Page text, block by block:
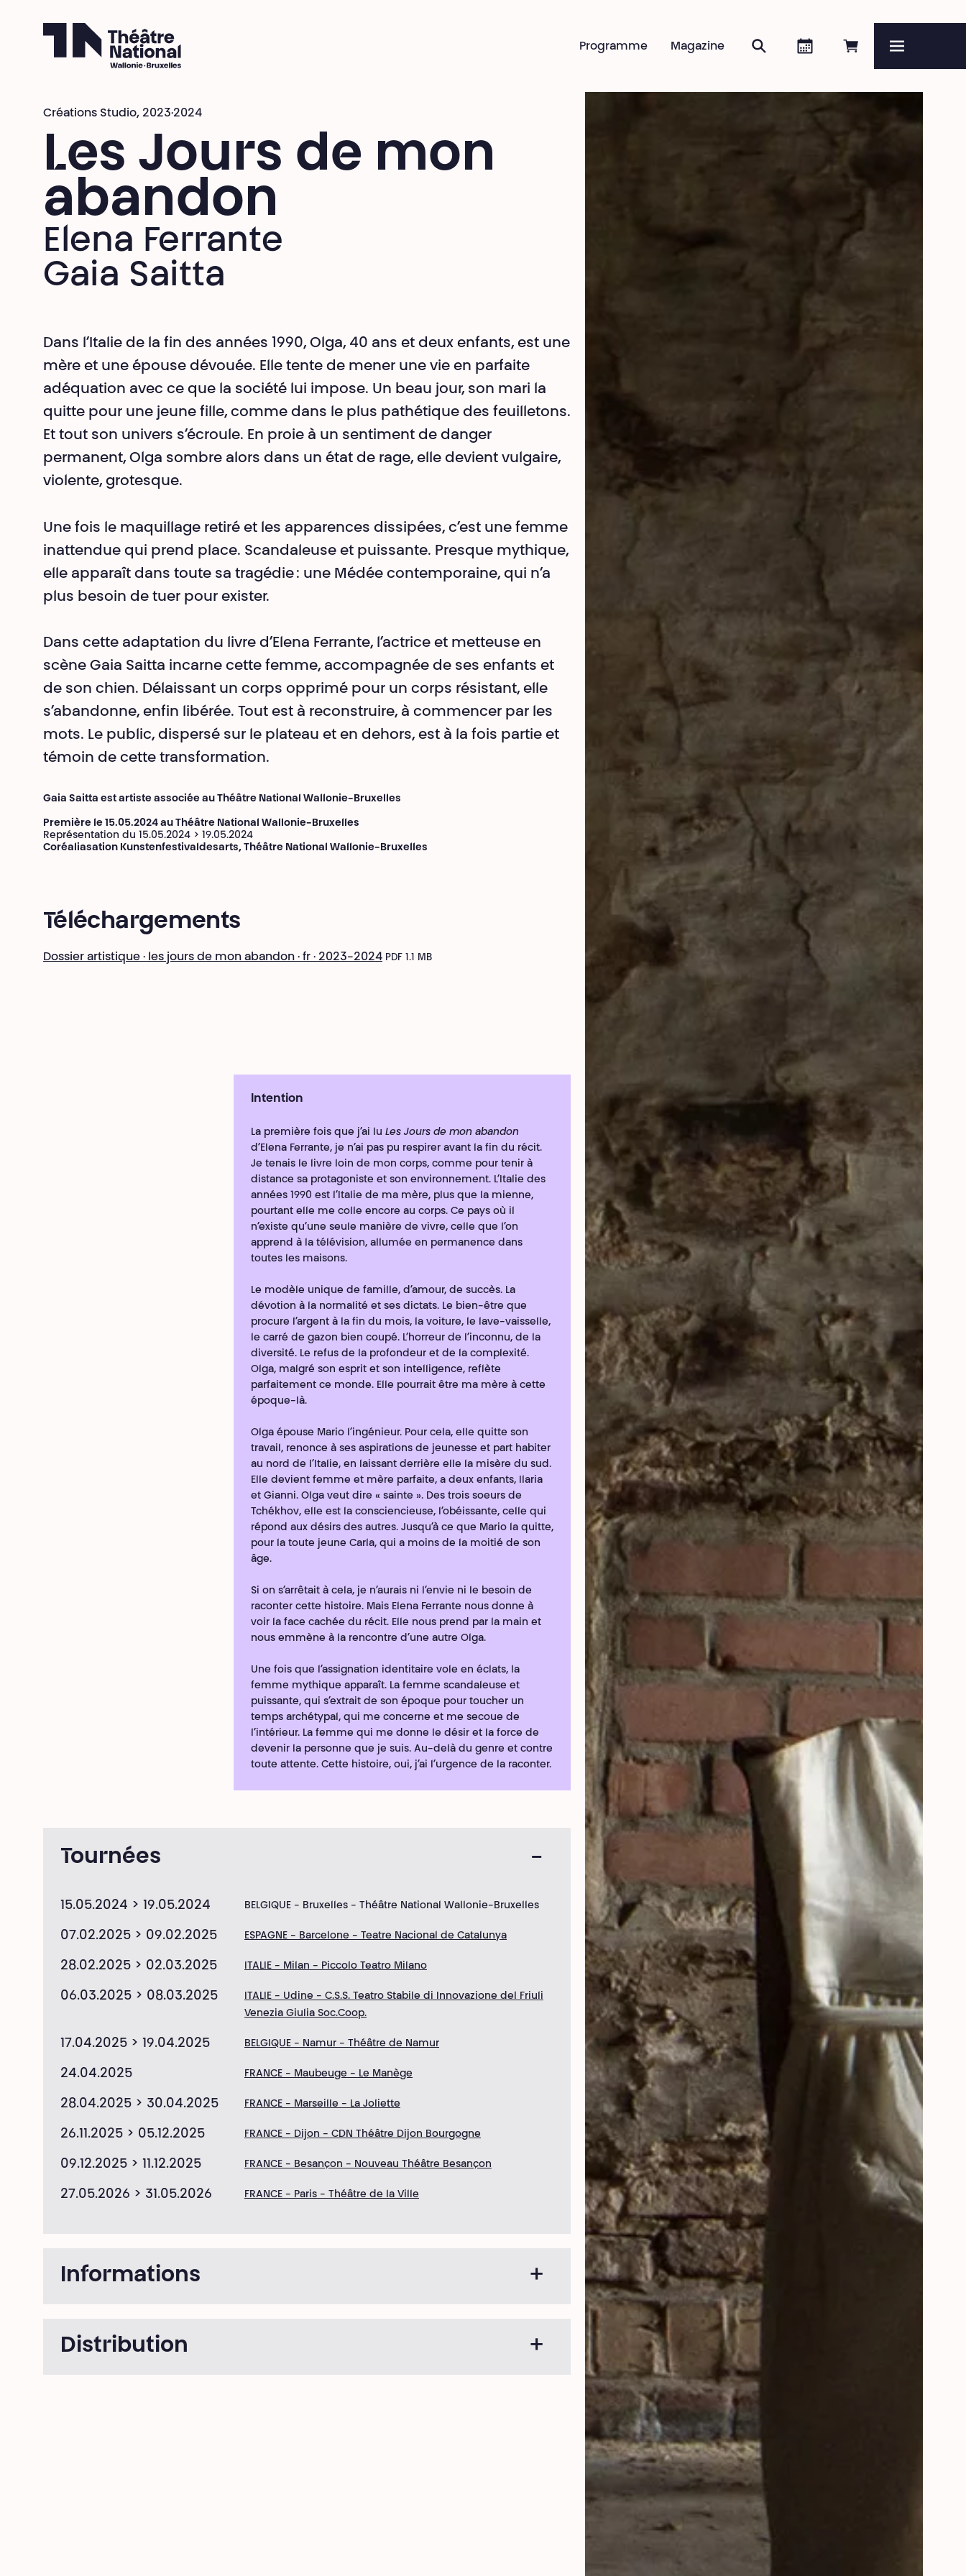
Réserver en ligne
Agenda
Rechercher
Magazine
Programme
Créations Studio, 2023·2024
Les Jours de mon
abandon
Elena Ferrante
Gaia Saitta
Dans l’Italie de la fin des années 1990, Olga, 40 ans et deux enfants, est une
mère et une épouse dévouée. Elle tente de mener une vie en parfaite
adéquation avec ce que la société lui impose. Un beau jour, son mari la
quitte pour une jeune fille, comme dans le plus pathétique des feuilletons.
Et tout son univers s’écroule. En proie à un sentiment de danger
permanent, Olga sombre alors dans un état de rage, elle devient vulgaire,
violente, grotesque.
Une fois le maquillage retiré et les apparences dissipées, c’est une femme
inattendue qui prend place. Scandaleuse et puissante. Presque mythique,
elle apparaît dans toute sa tragédie : une Médée contemporaine, qui n’a
plus besoin de tuer pour exister.
Dans cette adaptation du livre d’Elena Ferrante, l’actrice et metteuse en
scène Gaia Saitta incarne cette femme, accompagnée de ses enfants et
de son chien. Délaissant un corps opprimé pour un corps résistant, elle
s’abandonne, enfin libérée. Tout est à reconstruire, à commencer par les
mots. Le public, dispersé sur le plateau et en dehors, est à la fois partie et
témoin de cette transformation.
Gaia Saitta est artiste associée au Théâtre National Wallonie-Bruxelles
Première le 15.05.2024 au Théâtre National Wallonie-Bruxelles
Représentation du 15.05.2024 > 19.05.2024
Coréaliasation Kunstenfestivaldesarts, Théâtre National Wallonie-Bruxelles
Téléchargements
Dossier artistique · les jours de mon abandon · fr · 2023-2024 PDF 1.1 MB
Intention
La première fois que j’ai lu Les Jours de mon abandon
d’Elena Ferrante, je n’ai pas pu respirer avant la fin du récit.
Je tenais le livre loin de mon corps, comme pour tenir à
distance sa protagoniste et son environnement. L’Italie des
années 1990 est l’Italie de ma mère, plus que la mienne,
pourtant elle me colle encore au corps. Ce pays où il
n’existe qu’une seule manière de vivre, celle que l’on
apprend à la télévision, allumée en permanence dans
toutes les maisons.
Le modèle unique de famille, d’amour, de succès. La
dévotion à la normalité et ses dictats. Le bien-être que
procure l’argent à la fin du mois, la voiture, le lave-vaisselle,
le carré de gazon bien coupé. L’horreur de l’inconnu, de la
diversité. Le refus de la profondeur et de la complexité.
Olga, malgré son esprit et son intelligence, reflète
parfaitement ce monde. Elle pourrait être ma mère à cette
époque-là.
Olga épouse Mario l’ingénieur. Pour cela, elle quitte son
travail, renonce à ses aspirations de jeunesse et part habiter
au nord de l’Italie, en laissant derrière elle la misère du sud.
Elle devient femme et mère parfaite, a deux enfants, Ilaria
et Gianni. Olga veut dire « sainte ». Des trois soeurs de
Tchékhov, elle est la consciencieuse, l’obéissante, celle qui
répond aux désirs des autres. Jusqu’à ce que Mario la quitte,
pour la toute jeune Carla, qui a moins de la moitié de son
âge.
Si on s’arrêtait à cela, je n’aurais ni l’envie ni le besoin de
raconter cette histoire. Mais Elena Ferrante nous donne à
voir la face cachée du récit. Elle nous prend par la main et
nous emmène à la rencontre d’une autre Olga.
Une fois que l’assignation identitaire vole en éclats, la
femme mythique apparaît. La femme scandaleuse et
puissante, qui s’extrait de son époque pour toucher un
temps archétypal, qui me concerne et me secoue de
l’intérieur. La femme qui me donne le désir et la force de
devenir la personne que je suis. Au-delà du genre et contre
toute attente. Cette histoire, oui, j’ai l’urgence de la raconter.
Tournées
15.05.2024 > 19.05.2024 BELGIQUE - Bruxelles - Théâtre National Wallonie-Bruxelles
07.02.2025 > 09.02.2025 ESPAGNE - Barcelone - Teatre Nacional de Catalunya
28.02.2025 > 02.03.2025 ITALIE - Milan - Piccolo Teatro Milano
06.03.2025 > 08.03.2025
ITALIE - Udine - C.S.S. Teatro Stabile di Innovazione del Friuli
Venezia Giulia Soc.Coop.
17.04.2025 > 19.04.2025 BELGIQUE - Namur - Théâtre de Namur
24.04.2025 FRANCE - Maubeuge - Le Manège
28.04.2025 > 30.04.2025 FRANCE - Marseille - La Joliette
26.11.2025 > 05.12.2025 FRANCE - Dijon - CDN Théâtre Dijon Bourgogne
09.12.2025 > 11.12.2025 FRANCE - Besançon - Nouveau Théâtre Besançon
27.05.2026 > 31.05.2026 FRANCE - Paris - Théâtre de la Ville
Informations
Distribution